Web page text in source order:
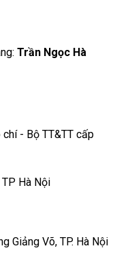
Trần Ngọc Hà
- Bộ TT&TT cấp
Hà Nội
Giảng Võ, TP. Hà Nội